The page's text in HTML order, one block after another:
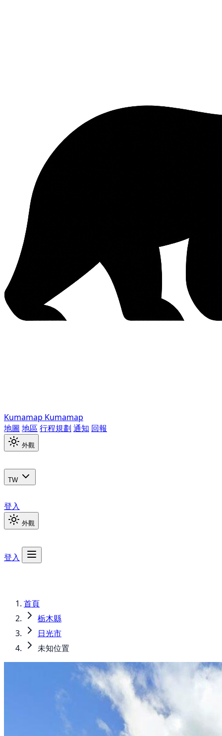
Kumamap Kumamap
地圖 地區 行程規劃 通知 回報
外觀
TW
登入
外觀
登入
首頁
栃木縣
日光市
未知位置